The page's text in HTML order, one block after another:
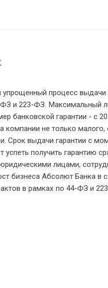
процесс выдачи
и 223-ФЗ. Максимальный
банковской гарантии - с
компании не только
Срок выдачи гарантии с
получить гарантию
лицами,
бизнеса Абсолют Банка в
в рамках по 44-ФЗ и